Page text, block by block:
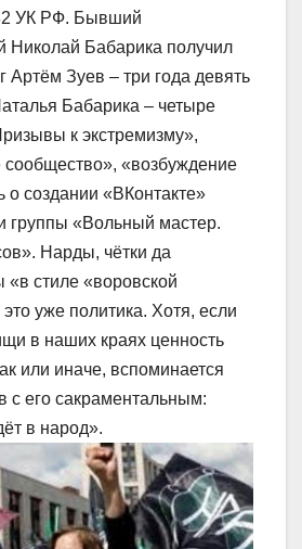
УК РФ. Бывший
Николай Бабарика получил
Артём Зуев – три года девять
Бабарика – четыре
к экстремизму»,
сообщество», «возбуждение
о создании «ВКонтакте»
группы «Вольный мастер.
Нарды, чётки да
стиле «воровской
уже политика. Хотя, если
в наших краях ценность
или иначе, вспоминается
с его сакраментальным:
в народ».